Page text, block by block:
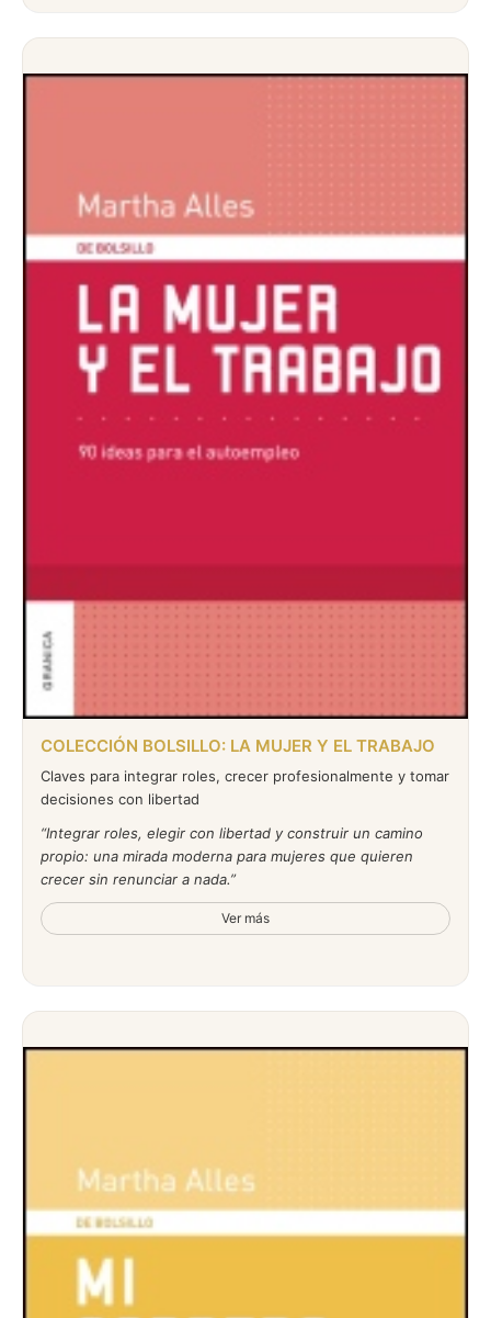
COLECCIÓN BOLSILLO: LA MUJER Y EL TRABAJO
Claves para integrar roles, crecer profesionalmente y tomar
decisiones con libertad
Integrar roles, elegir con libertad y construir un camino
propio: una mirada moderna para mujeres que quieren
crecer sin renunciar a nada.
Ver más